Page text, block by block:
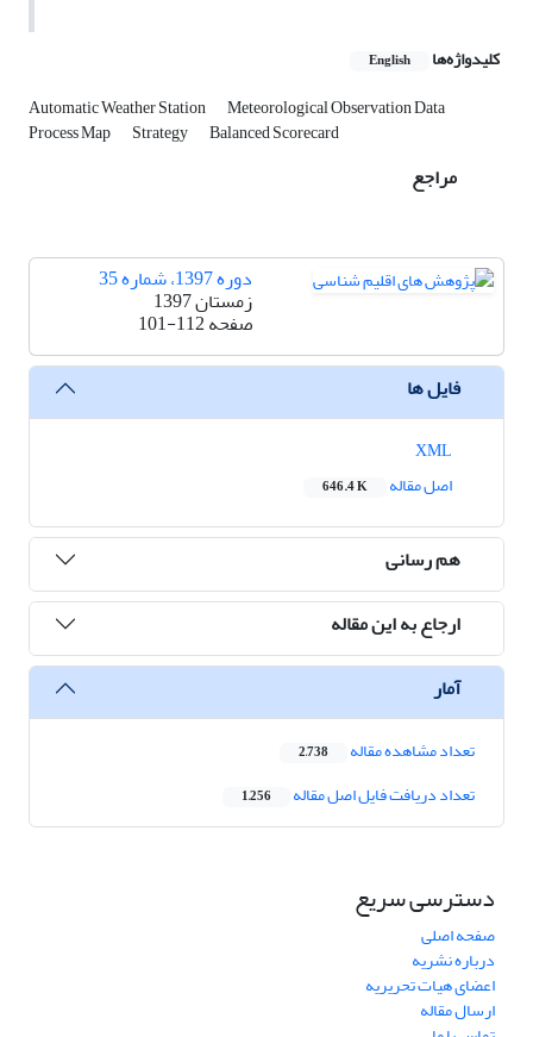
کلیدواژه‌ها English
Automatic Weather Station Meteorological Observation Data
Process Map Strategy Balanced Scorecard
مراجع
دوره 1397، شماره 35
زمستان 1397
صفحه101-112
فایل ها
اصل مقاله
646.4 K
هم رسانی
ارجاع به این مقاله
آمار
تعداد مشاهده مقاله 2,738
تعداد دریافت فایل اصل مقاله 1,256
دسترسی سریع
صفحه اصلی
درباره نشریه
اعضای هیات تحریریه
ارسال مقاله